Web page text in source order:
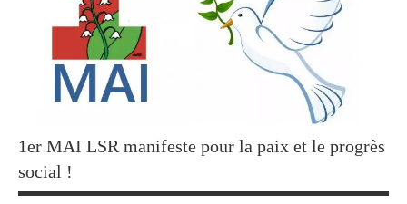
1er MAI LSR manifeste pour la paix et le progrès
social !